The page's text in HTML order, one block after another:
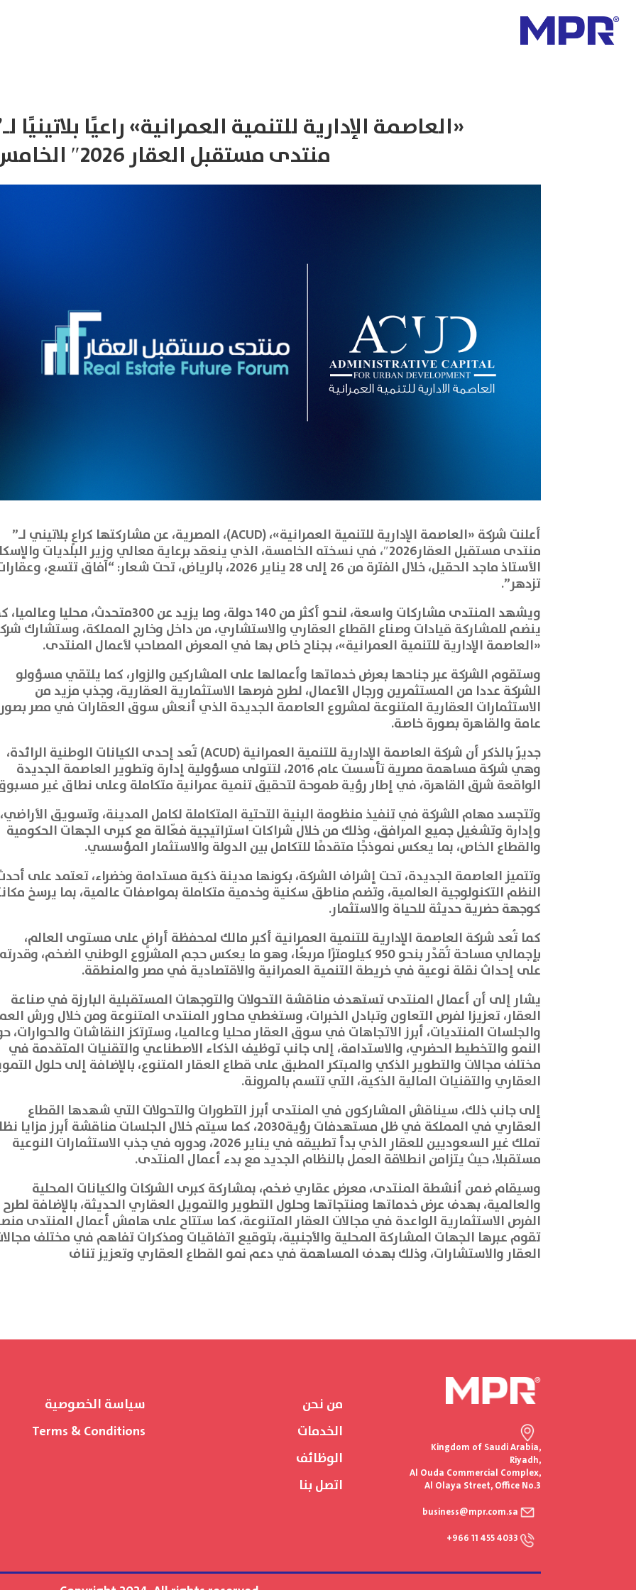
«العاصمة الإدارية للتنمية العمرانية» راعيًا بلاتينيًا
منتدى مستقبل العقار 2026″ الخامس
أعلنت شركة «العاصمة الإدارية للتنمية العمرانية»، (ACUD)، المصرية، عن مشاركتها كراعٍ بلاتيني لـ”
منتدى مستقبل العقار2026″، في نسخته الخامسة، الذي ينعقد برعاية معالي وزير البلديات
الأستاذ ماجد الحقيل، خلال الفترة من 26 إلى 28 يناير 2026، بالرياض، تحت شعار: “آفاق تتسع،
تزدهر”.
ويشهد المنتدى مشاركات واسعة، لنحو أكثر من 140 دولة، وما يزيد عن 300متحدث، محليا
ينضم للمشاركة قيادات وصناع القطاع العقاري والاستشاري، من داخل وخارج المملكة، وستشارك
«العاصمة الإدارية للتنمية العمرانية»، بجناح خاص بها في المعرض المصاحب لأعمال المنتدى.
وستقوم الشركة عبر جناحها بعرض خدماتها وأعمالها على المشاركين والزوار، كما يلتقي مسؤولو
الشركة عددا من المستثمرين ورجال الأعمال، لطرح فرصها الاستثمارية العقارية، وجذب مزيد من
الاستثمارات العقارية المتنوعة لمشروع العاصمة الجديدة الذي أنعش سوق العقارات في مصر
عامة والقاهرة بصورة خاصة.
جديرٌ بالذكر أن شركة العاصمة الإدارية للتنمية العمرانية (ACUD) تُعد إحدى الكيانات الوطنية الرائدة،
وهي شركة مساهمة مصرية تأسست عام 2016، لتتولى مسؤولية إدارة وتطوير العاصمة الجديدة
الواقعة شرق القاهرة، في إطار رؤية طموحة لتحقيق تنمية عمرانية متكاملة وعلى نطاق غير
وتتجسد مهام الشركة في تنفيذ منظومة البنية التحتية المتكاملة لكامل المدينة، وتسويق الأراضي،
وإدارة وتشغيل جميع المرافق، وذلك من خلال شراكات استراتيجية فعّالة مع كبرى الجهات الحكومية
والقطاع الخاص، بما يعكس نموذجًا متقدمًا للتكامل بين الدولة والاستثمار المؤسسي.
وتتميز العاصمة الجديدة، تحت إشراف الشركة، بكونها مدينة ذكية مستدامة وخضراء، تعتمد على
النظم التكنولوجية العالمية، وتضم مناطق سكنية وخدمية متكاملة بمواصفات عالمية، بما يرسخ
كوجهة حضرية حديثة للحياة والاستثمار.
كما تُعد شركة العاصمة الإدارية للتنمية العمرانية أكبر مالك لمحفظة أراضٍ على مستوى العالم،
بإجمالي مساحة تُقدَّر بنحو 950 كيلومترًا مربعًا، وهو ما يعكس حجم المشروع الوطني الضخم، وقدرته
على إحداث نقلة نوعية في خريطة التنمية العمرانية والاقتصادية في مصر والمنطقة.
يشار إلى أن أعمال المنتدى تستهدف مناقشة التحولات والتوجهات المستقبلية البارزة في صناعة
العقار، تعزيزا لفرص التعاون وتبادل الخبرات، وستغطي محاور المنتدى المتنوعة ومن خلال ورش
والجلسات المنتديات، أبرز الاتجاهات في سوق العقار محليا وعالميا، وسترتكز النقاشات والحوارات،
النمو والتخطيط الحضري، والاستدامة، إلى جانب توظيف الذكاء الاصطناعي والتقنيات المتقدمة في
مختلف مجالات والتطوير الذكي والمبتكر المطبق على قطاع العقار المتنوع، بالإضافة إلى حلول
العقاري والتقنيات المالية الذكية، التي تتسم بالمرونة.
إلى جانب ذلك، سيناقش المشاركون في المنتدى أبرز التطورات والتحولات التي شهدها القطاع
العقاري في المملكة في ظل مستهدفات رؤية2030، كما سيتم خلال الجلسات مناقشة أبرز مزايا
تملك غير السعوديين للعقار الذي بدأ تطبيقه في يناير 2026، ودوره في جذب الاستثمارات النوعية
مستقبلا، حيث يتزامن انطلاقة العمل بالنظام الجديد مع بدء أعمال المنتدى.
وسيقام ضمن أنشطة المنتدى، معرض عقاري ضخم، بمشاركة كبرى الشركات والكيانات المحلية
والعالمية، بهدف عرض خدماتها ومنتجاتها وحلول التطوير والتمويل العقاري الحديثة، بالإضافة لطرح
الفرص الاستثمارية الواعدة في مجالات العقار المتنوعة، كما ستتاح على هامش أعمال المنتدى
تقوم عبرها الجهات المشاركة المحلية والأجنبية، بتوقيع اتفاقيات ومذكرات تفاهم في مختلف
العقار والاستشارات، وذلك بهدف المساهمة في دعم نمو القطاع العقاري وتعزيز تناف
Kingdom of Saudi Arabia,
Riyadh,
Al Ouda Commercial Complex,
Al Olaya Street, Office No.3
business@mpr.com.sa
+966 11 455 4033
من نحن
الخدمات
الوظائف
اتصل بنا
سياسة الخصوصية
Terms & Conditions